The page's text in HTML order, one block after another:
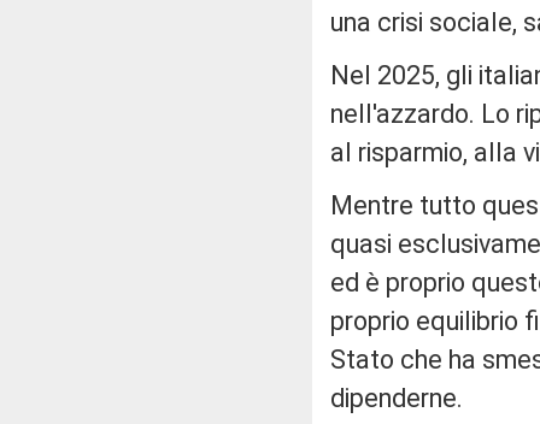
una crisi sociale,
Nel 2025, gli
nell'azzardo. Lo
al risparmio, alla
Mentre tutto
quasi
ed è proprio
proprio equilibrio
Stato che ha
dipenderne.